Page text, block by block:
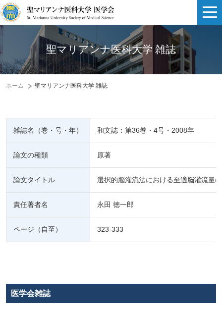
聖マリアンナ医科大学 雑誌
ホーム 聖マリアンナ医科大学 雑誌
雑誌名（巻・号・年） 和文誌：第36巻・4号・2008年
論文の種類 原著
論文タイトル 選択的脳灌流法における至適脳灌流量
責任著者名 永田 徳一郎
ページ（自至） 323-333
医学会雑誌